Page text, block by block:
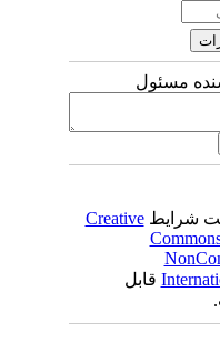
مسئول
شرایطCreative
قابل